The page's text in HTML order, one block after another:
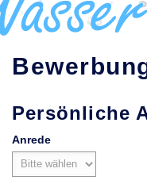
Persönliche
Anrede